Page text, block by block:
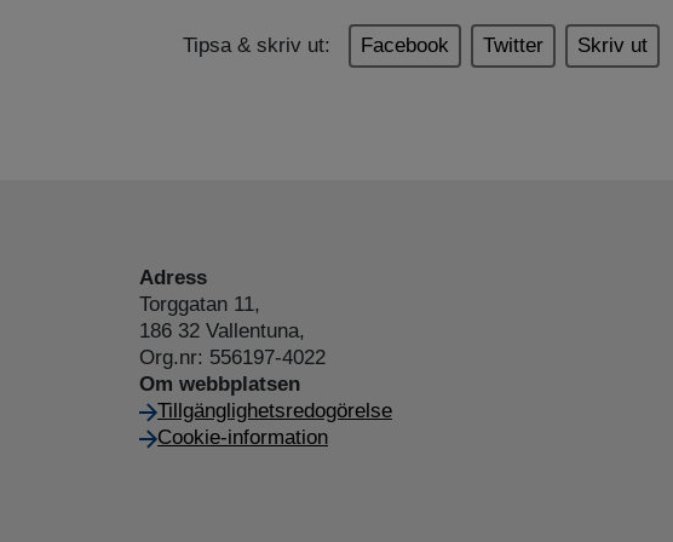
Tipsa & skriv ut: Facebook Twitter Skriv ut
Adress
Torggatan 11,
186 32 Vallentuna,
Org.nr: 556197-4022
Om webbplatsen
Tillgänglighetsredogörelse
Cookie-information